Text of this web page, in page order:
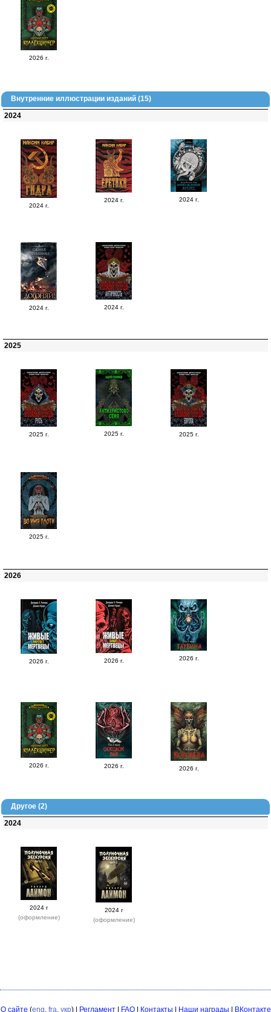
2026 г.
Внутренние иллюстрации изданий (15)
2024
2024 г.
2024 г. 2024 г.
2024 г. 2024 г.
2025
2025 г. 2025 г. 2025 г.
2025 г.
2026
2026 г. 2026 г. 2026 г.
2026 г. 2026 г. 2026 г.
Другое (2)
2024
2024 г
(оформление)
2024 г
(оформление)
О сайте (eng, fra, укр) | Регламент| FAQ| Контакты Наши награды ВКонтакте